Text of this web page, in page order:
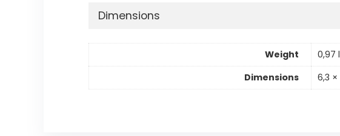
Dimensions
Weight
0,97
Dimensions
6,3